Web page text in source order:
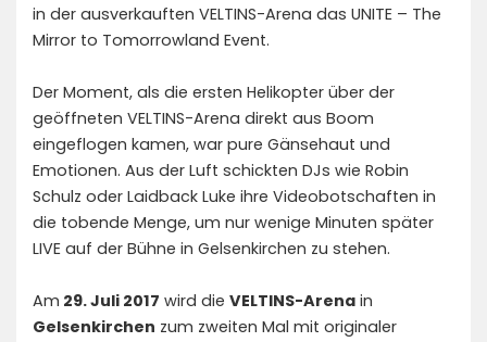
in der ausverkauften VELTINS-Arena das UNITE – The
Mirror to Tomorrowland Event.
Der Moment, als die ersten Helikopter über der
geöffneten VELTINS-Arena direkt aus Boom
eingeflogen kamen, war pure Gänsehaut und
Emotionen. Aus der Luft schickten DJs wie Robin
Schulz oder Laidback Luke ihre Videobotschaften in
die tobende Menge, um nur wenige Minuten später
LIVE auf der Bühne in Gelsenkirchen zu stehen.
Am 29. Juli 2017 wird die VELTINS-Arena in
Gelsenkirchen zum zweiten Mal mit originaler